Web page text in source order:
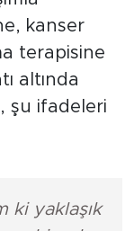
kanser
terapisine
altında
şu ifadeleri
ki yaklaşık